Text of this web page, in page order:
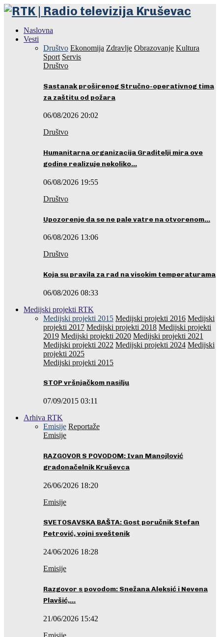
Naslovna
Vesti
Društvo Ekonomija Zdravlje Obrazovanje Kultura
Sport Servis
Društvo
Sastanak proširenog Stručno-operativnog tima
za zaštitu od požara
06/08/2026 20:02
Društvo
Humanitarna organizacija Graditelji mira ove
godine realizuje nekoliko…
06/08/2026 19:55
Društvo
Upozorenje da se ne pale vatre na otvorenom…
06/08/2026 13:06
Društvo
Koja su pravila za rad na visokim temperaturama
06/08/2026 08:33
Medijski projekti RTK
Medijski projekti 2015 Medijski projekti 2016 Medijski
projekti 2017 Medijski projekti 2018 Medijski projekti
2019 Medijski projekti 2020 Medijski projekti 2021
Medijski projekti 2022 Medijski projekti 2024 Medijski
projekti 2025
Medijski projekti 2015
STOP vršnjačkom nasilju
07/09/2015 03:11
Arhiva RTK
Emisije Reportaže
Emisije
RAZGOVOR S POVODOM: Ivan Manojlović
gradonačelnik Kruševca
26/06/2026 18:20
Emisije
SVETOSAVSKA BAŠTA: Gost poručnik Stefan
Petrović, vojni sveštenik
24/06/2026 18:28
Emisije
Razgovor s povodom: Snežana Aleksić i Nevena
Plavšić,…
21/06/2026 15:42
Emisije